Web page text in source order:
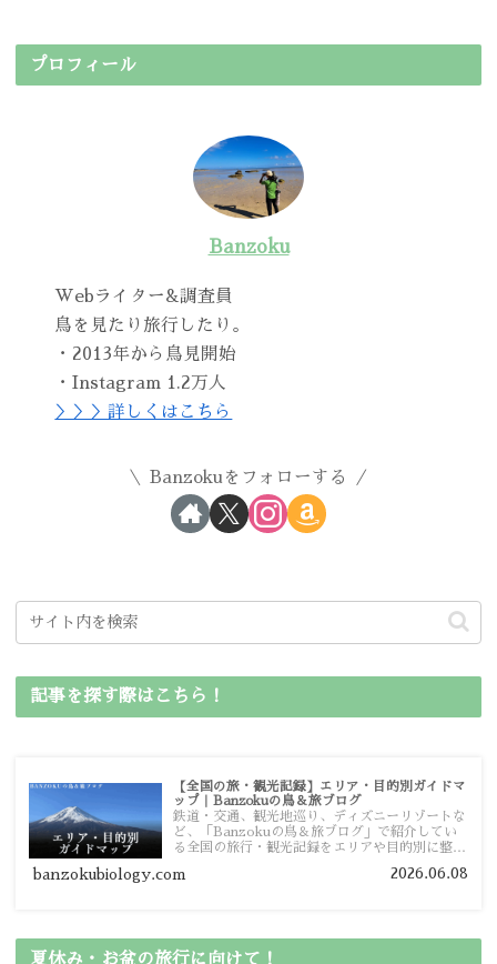
プロフィール
Banzoku
Webライター&調査員
鳥を見たり旅行したり。
・2013年から鳥見開始
・Instagram 1.2万人
＞＞＞詳しくはこちら
Banzokuをフォローする
記事を探す際はこちら！
【全国の旅・観光記録】エリア・目的別ガイドマ
ップ｜Banzokuの鳥＆旅ブログ
鉄道・交通、観光地巡り、ディズニーリゾートな
ど、「Banzokuの鳥＆旅ブログ」で紹介してい
る全国の旅行・観光記録をエリアや目的別に整理
ガイドマップからスムーズに見つけていただけま
banzokubiology.com 2026.06.08
夏休み・お盆の旅行に向けて！